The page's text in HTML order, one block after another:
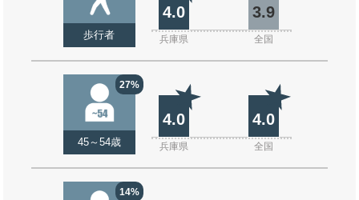
歩行者
4.0 3.9
兵庫県 全国
27%
45～54歳
4.0 4.0
兵庫県 全国
14%